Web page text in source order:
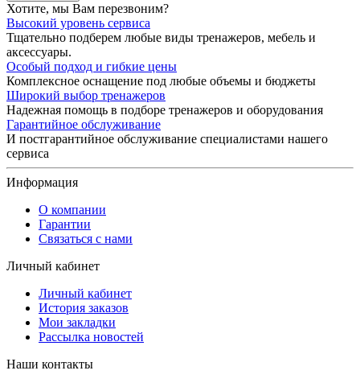
Хотите, мы Вам перезвоним?
Высокий уровень сервиса
Тщательно подберем любые виды тренажеров, мебель и
аксессуары.
Особый подход и гибкие цены
Комплексное оснащение под любые объемы и бюджеты
Широкий выбор тренажеров
Надежная помощь в подборе тренажеров и оборудования
Гарантийное обслуживание
И постгарантийное обслуживание специалистами нашего
сервиса
Информация
О компании
Гарантии
Связаться с нами
Личный кабинет
Личный кабинет
История заказов
Мои закладки
Рассылка новостей
Наши контакты